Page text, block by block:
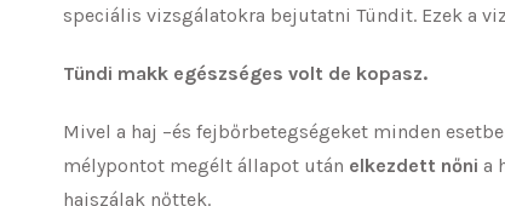
speciális vizsgálatokra bejutatni Tündit. Ezek a
Tündi makk egészséges volt de kopasz.
Mivel a haj –és fejbőrbetegségeket minden
mélypontot megélt állapot után elkezdett nőni a
hajszálak nőttek.